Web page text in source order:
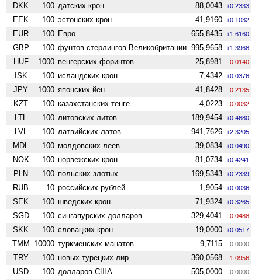
DKK 100 датских крон 88,0043 +0.2333
EEK 100 эстонских крон 41,9160 +0.1032
EUR 100 Евро 655,8435 +1.6160
GBP 100 фунтов стерлингов Велико­британии 995,9658 +1.3968
HUF 1000 венгерских форинтов 25,8981 -0.0140
ISK 100 исландских крон 7,4342 +0.0376
JPY 1000 японских йен 41,8428 -0.2135
KZT 100 казахстанских тенге 4,0223 -0.0032
LTL 100 литовских литов 189,9454 +0.4680
LVL 100 латвийских латов 941,7626 +2.3205
MDL 100 молдовских леев 39,0834 +0.0490
NOK 100 норвежских крон 81,0734 +0.4241
PLN 100 польских злотых 169,5343 +0.2339
RUB 10 российских рублей 1,9054 +0.0036
SEK 100 шведских крон 71,9324 +0.3265
SGD 100 сингапурских долларов 329,4041 -0.0488
SKK 100 словацких крон 19,0000 +0.0517
TMM 10000 туркменских манатов 9,7115 0.0000
TRY 100 новых турецких лир 360,0568 -1.0956
USD 100 долларов США 505,0000 0.0000